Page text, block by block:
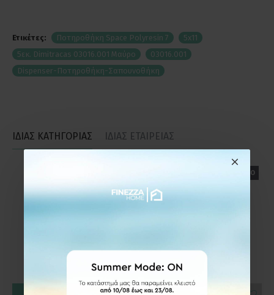
Ετικέτες: Ποτηροθήκη Space Polyresin 7
5x11
5εκ. Dimitracas 03016.001 Μαύρο
03016.001
Dispenser-Ποτηροθήκη-Σαπουνοθήκη
ΙΔΙΑΣ ΚΑΤΗΓΟΡΙΑΣ ΙΔΙΑΣ ΕΤΑΙΡΕΙΑΣ
ΕΤΟΙΜΟΠΑΡΑΔΟΤΟ